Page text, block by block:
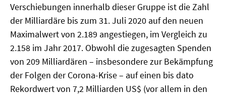
SOMMERSCHULE 2016
SOMMERSCHULE 2015
SOMMERSCHULE 2014
SOMMERSCHULE 2013
Verschiebungen innerhalb dieser Gruppe ist die Zahl
der Milliardäre bis zum 31. Juli 2020 auf den neuen
Maximalwert von 2.189 angestiegen, im Vergleich zu
2.158 im Jahr 2017. Obwohl die zugesagten Spenden
von 209 Milliardären – insbesondere zur Bekämpfung
der Folgen der Corona-Krise – auf einen bis dato
Rekordwert von 7,2 Milliarden US$ (vor allem in den